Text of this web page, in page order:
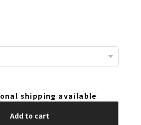
shipping available
Add to cart